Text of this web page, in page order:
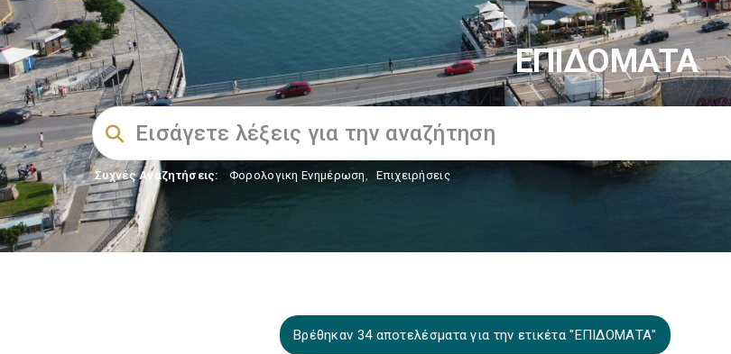
ΕΠΙΔΟΜΑΤΑ
Συχνές Αναζητήσεις: Φορολογικη Ενημέρωση, Επιχειρήσεις
Βρέθηκαν 34 αποτελέσματα για την ετικέτα "ΕΠΙΔΟΜΑΤΑ"